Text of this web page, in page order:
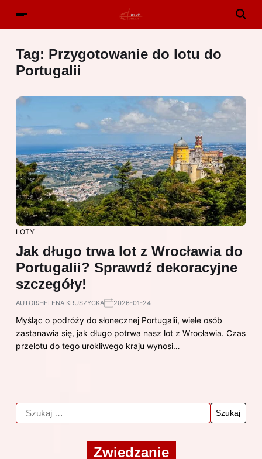
Tag: Przygotowanie do lotu do
Portugalii
LOTY
Jak długo trwa lot z Wrocławia do
Portugalii? Sprawdź dekoracyjne
szczegóły!
AUTOR:HELENA KRUSZYCKA 2026-01-24
Myśląc o podróży do słonecznej Portugalii, wiele osób
zastanawia się, jak długo potrwa nasz lot z Wrocławia. Czas
przelotu do tego urokliwego kraju wynosi…
Zwiedzanie